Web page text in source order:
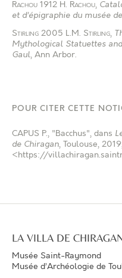
Rachou 1912 H. Rachou,
et d’épigraphie du musée
Stirling 2005 L.M. Stirling,
Mythological Statuettes
Gaul, Ann Arbor.
POUR CITER CETTE
CAPUS P., "Bacchus", dans
de Chiragan, Toulouse,
<https://
LA VILLA DE
Musée Saint-Raymond
Musée d’Archéologie de